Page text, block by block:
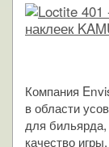
Компания
в области
для
качество